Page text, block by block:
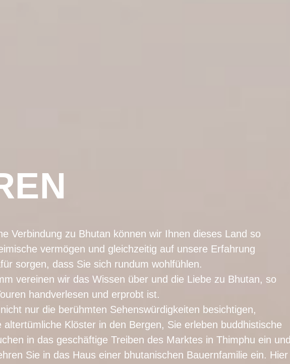
Verbindung zu Bhutan können wir Ihnen dieses Land so
vermögen und gleichzeitig auf unsere Erfahrung
sorgen, dass Sie sich rundum wohlfühlen.
vereinen wir das Wissen über und die Liebe zu Bhutan, so
handverlesen und erprobt ist.
nur die berühmten Sehenswürdigkeiten besichtigen,
altertümliche Klöster in den Bergen, Sie erleben buddhistische
in das geschäftige Treiben des Marktes in Thimphu ein und
Sie in das Haus einer bhutanischen Bauernfamilie ein. Hier